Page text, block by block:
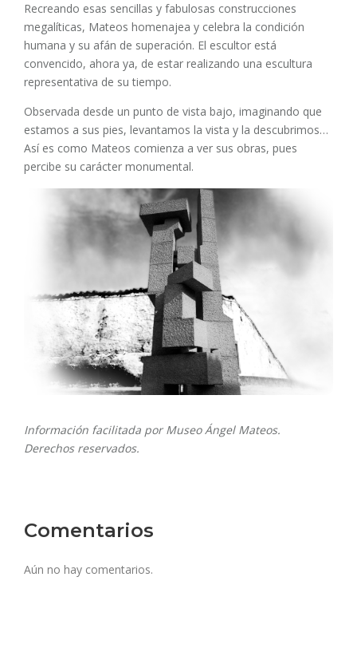
Recreando esas sencillas y fabulosas construcciones
megalíticas, Mateos homenajea y celebra la condición
humana y su afán de superación. El escultor está
convencido, ahora ya, de estar realizando una escultura
representativa de su tiempo.
Observada desde un punto de vista bajo, imaginando que
estamos a sus pies, levantamos la vista y la descubrimos…
Así es como Mateos comienza a ver sus obras, pues
percibe su carácter monumental.
Información facilitada por Museo Ángel Mateos.
Derechos reservados.
Comentarios
Aún no hay comentarios.